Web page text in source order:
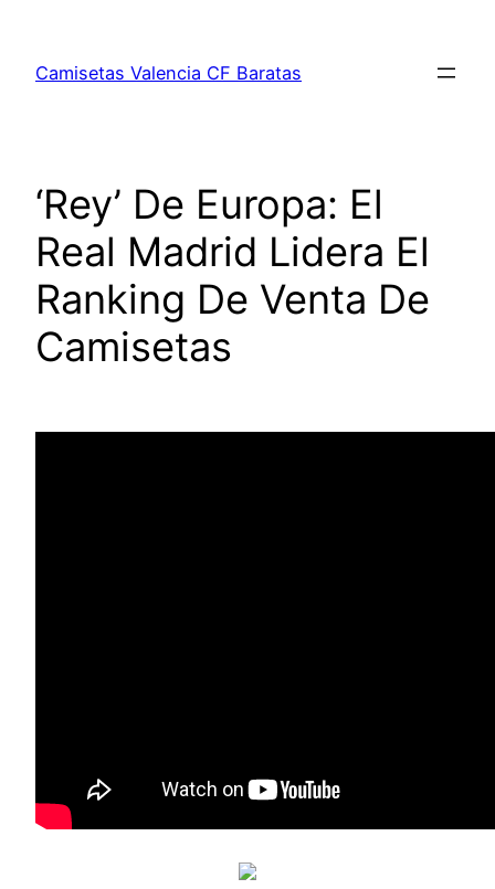
contenido
Camisetas Valencia CF Baratas
‘Rey’ De Europa: El
Real Madrid Lidera El
Ranking De Venta De
Camisetas